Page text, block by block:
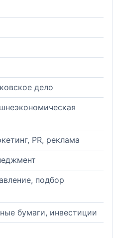
дело
PR, реклама
подбор
бумаги, инвестиции